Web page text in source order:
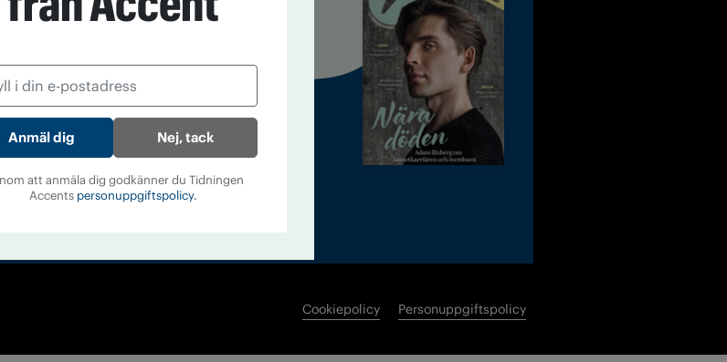
33 Stockholm
Janson Lundkvist,
Cookiepolicy Personuppgiftspolicy
Nej, tack
att anmäla dig godkänner du Tidningen
Accents personuppgiftspolicy.